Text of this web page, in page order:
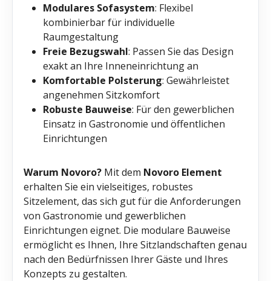
Modulares Sofasystem: Flexibel
kombinierbar für individuelle
Raumgestaltung
Freie Bezugswahl: Passen Sie das Design
exakt an Ihre Inneneinrichtung an
Komfortable Polsterung: Gewährleistet
angenehmen Sitzkomfort
Robuste Bauweise: Für den gewerblichen
Einsatz in Gastronomie und öffentlichen
Einrichtungen
Warum Novoro? Mit dem Novoro Element
erhalten Sie ein vielseitiges, robustes
Sitzelement, das sich gut für die Anforderungen
von Gastronomie und gewerblichen
Einrichtungen eignet. Die modulare Bauweise
ermöglicht es Ihnen, Ihre Sitzlandschaften genau
nach den Bedürfnissen Ihrer Gäste und Ihres
Konzepts zu gestalten.